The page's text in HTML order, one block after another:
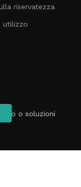
riservatezza
utilizzo
o soluzioni